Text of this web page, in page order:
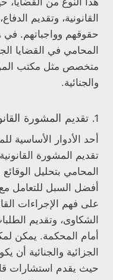
القانونية، وتقديم
حقوقهم وواجباتهم.
المحامي في القضايا
متخصص مثل مكتب
والجنائية.
1. تقديم المشورة القانونية والاستشارات
أحد الأدوار الأساسية
تقديم المشورة
المحامي بتحليل
أفضل السبل للتعامل
على فهم الإجراءات
الشكاوى، وتقديم
أمام المحكمة. يمكن
الجزائية والجنائية أن
حيث يقدم استشارات